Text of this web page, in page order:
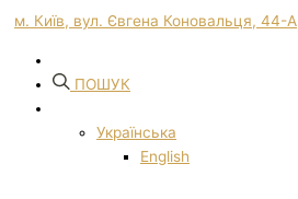
м. Київ, вул. Євгена Коновальця, 44-А
ПОШУК
Українська
English